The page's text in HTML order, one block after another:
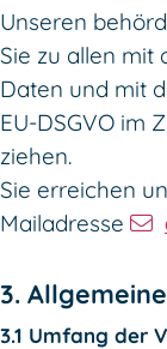
Unseren
Sie zu allen mit
Daten und mit
EU-DSGVO im
ziehen.
Sie erreichen
Mailadresse
3.
3.1 Umfang der